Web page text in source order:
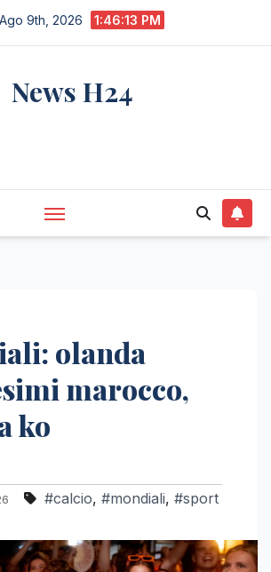
9th, 2026 1:46:14 PM
News H24
olanda
marocco,
ko
#calcio, #mondiali, #sport